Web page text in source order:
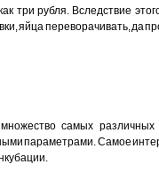
три рубля. Вследствие
яйца переворачивать, да
самых
параметрами. Самое